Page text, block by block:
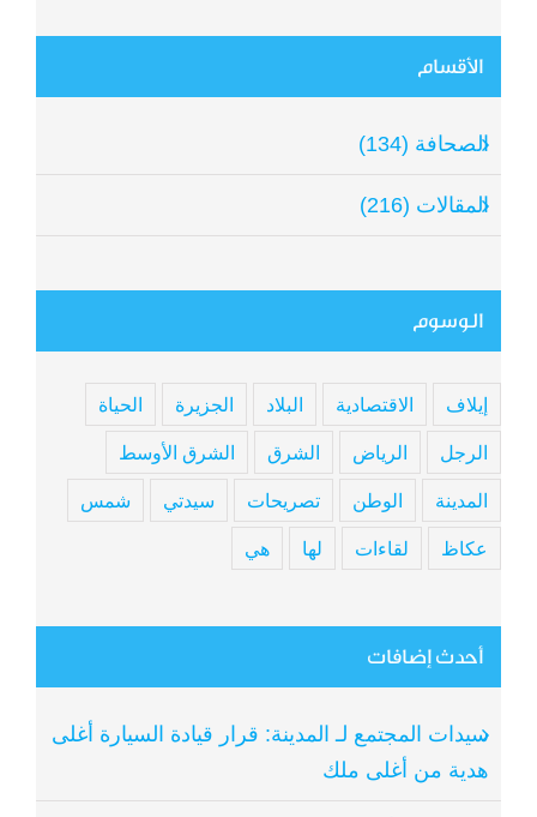
الأقسام
الصحافة (134)
المقالات (216)
الوسوم
إيلاف الاقتصادية البلاد الجزيرة الحياة
الرجل الرياض الشرق الشرق الأوسط
المدينة الوطن تصريحات سيدتي شمس
عكاظ لقاءات لها هي
أحدث إضافات
سيدات المجتمع لـ المدينة: قرار قيادة السيارة أغلى
هدية من أغلى ملك